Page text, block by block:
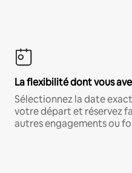
La flexibilité dont vous
Sélectionnez la date
votre départ et réservez
autres engagements ou